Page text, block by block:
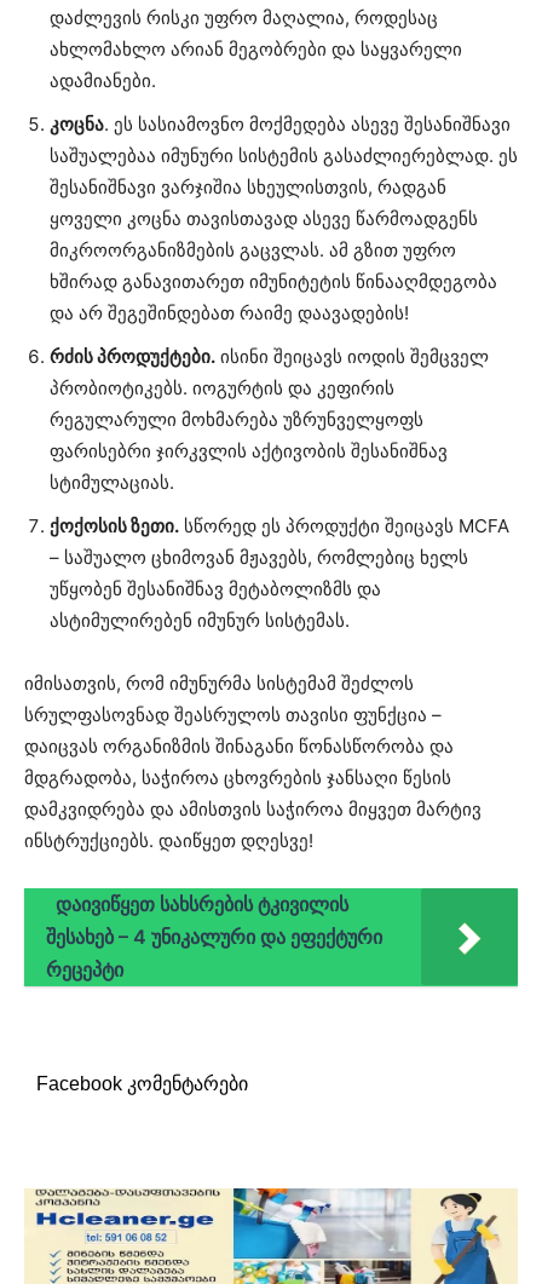
დაძლევის რისკი უფრო მაღალია, როდესაც
ახლომახლო არიან მეგობრები და საყვარელი
ადამიანები.
კოცნა. ეს სასიამოვნო მოქმედება ასევე შესანიშნავი
საშუალებაა იმუნური სისტემის გასაძლიერებლად. ეს
შესანიშნავი ვარჯიშია სხეულისთვის, რადგან
ყოველი კოცნა თავისთავად ასევე წარმოადგენს
მიკროორგანიზმების გაცვლას. ამ გზით უფრო
ხშირად განავითარეთ იმუნიტეტის წინააღმდეგობა
და არ შეგეშინდებათ რაიმე დაავადების!
რძის პროდუქტები. ისინი შეიცავს იოდის შემცველ
პრობიოტიკებს. იოგურტის და კეფირის
რეგულარული მოხმარება უზრუნველყოფს
ფარისებრი ჯირკვლის აქტივობის შესანიშნავ
სტიმულაციას.
ქოქოსის ზეთი. სწორედ ეს პროდუქტი შეიცავს MCFA
– საშუალო ცხიმოვან მჟავებს, რომლებიც ხელს
უწყობენ შესანიშნავ მეტაბოლიზმს და
ასტიმულირებენ იმუნურ სისტემას.
იმისათვის, რომ იმუნურმა სისტემამ შეძლოს
სრულფასოვნად შეასრულოს თავისი ფუნქცია –
დაიცვას ორგანიზმის შინაგანი წონასწორობა და
მდგრადობა, საჭიროა ცხოვრების ჯანსაღი წესის
დამკვიდრება და ამისთვის საჭიროა მიყვეთ მარტივ
ინსტრუქციებს. დაიწყეთ დღესვე!
დაივიწყეთ სახსრების ტკივილის
შესახებ – 4 უნიკალური და ეფექტური
რეცეპტი
Facebook კომენტარები